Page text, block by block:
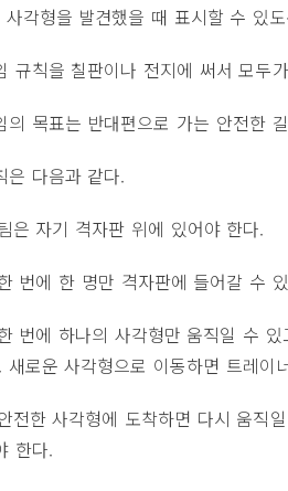
사각형을 발견했을 때 표시할 수 있
규칙을 칠판이나 전지에 써서 모두
의 목표는 반대편으로 가는 안전한
은 다음과 같다.
은 자기 격자판 위에 있어야 한다.
번에 한 명만 격자판에 들어갈 수
번에 하나의 사각형만 움직일 수
새로운 사각형으로 이동하면 트레이
전한 사각형에 도착하면 다시 움직
한다.